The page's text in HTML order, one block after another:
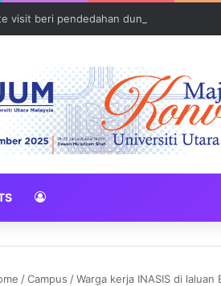
visit beri pendedahan dunia korporat
/Campus /Warga kerja INASIS di